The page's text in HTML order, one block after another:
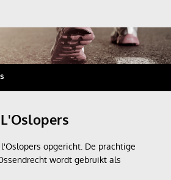
opgericht. De prachtige
wordt gebruikt als